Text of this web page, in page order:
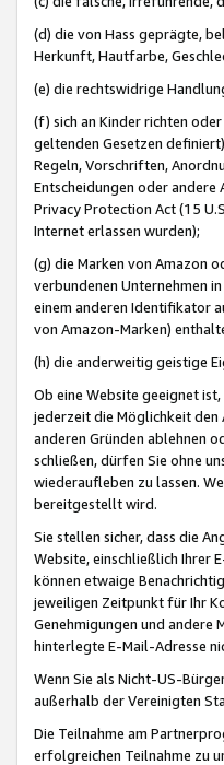
(d) die von Hass geprägte,
Herkunft, Hautfarbe,
(e) die rechtswidrige
(f) sich an Kinder richten
geltenden Gesetzen
Regeln, Vorschriften,
Entscheidungen oder
Privacy Protection Act (15
Internet erlassen wurden);
(g) die Marken von Amazon
verbundenen Unternehmen
einem anderen Identifikator
von Amazon-Marken)
(h) die anderweitig geistige
Ob eine Website geeignet
jederzeit die Möglichkeit den
anderen Gründen ablehnen
schließen, dürfen Sie ohne
wiederaufleben zu lassen.
bereitgestellt wird.
Sie stellen sicher, dass die
Website, einschließlich Ihrer
können etwaige
jeweiligen Zeitpunkt für Ihr
Genehmigungen und andere
hinterlegte E-Mail-Adresse
Wenn Sie als Nicht-US-
außerhalb der Vereinigten
Die Teilnahme am
erfolgreichen Teilnahme zu